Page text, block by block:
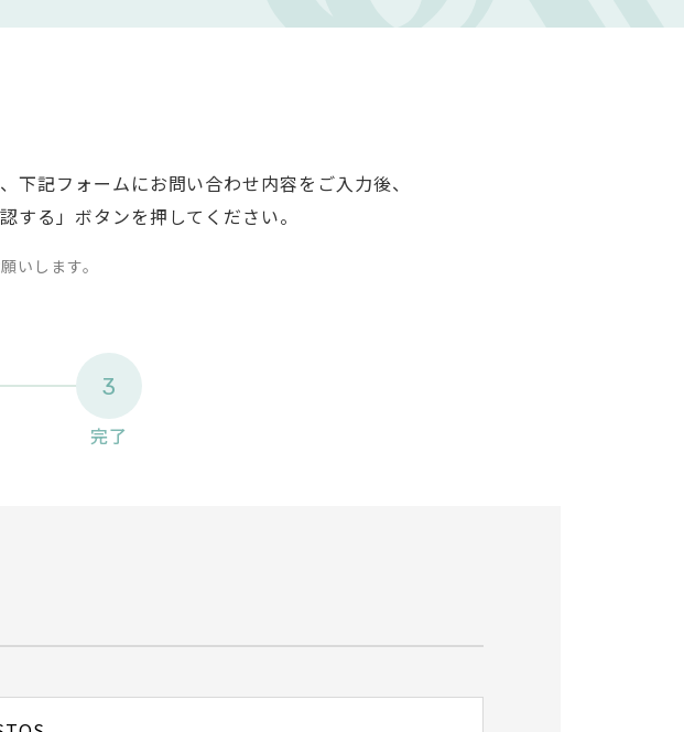
記フォームにお問い合わせ内容をご入力後、
する」ボタンを押してください。
いします。
3
完了